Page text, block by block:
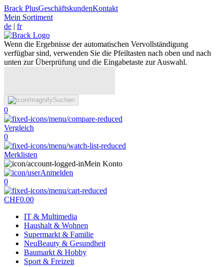
Brack PlusGeschäftskundenKontakt
Mein Sortiment
de | fr
Wenn die Ergebnisse der automatischen Vervollständigung
verfügbar sind, verwenden Sie die Pfeiltasten nach oben und nach
unten zur Überprüfung und die Eingabetaste zur Auswahl.
Suchen
0
Vergleich
0
Merklisten
Mein Konto
Anmelden
0
CHF0.00
IT & Multimedia
Haushalt & Wohnen
Supermarkt & Familie
NeuBeauty & Gesundheit
Baumarkt & Hobby
Sport & Freizeit